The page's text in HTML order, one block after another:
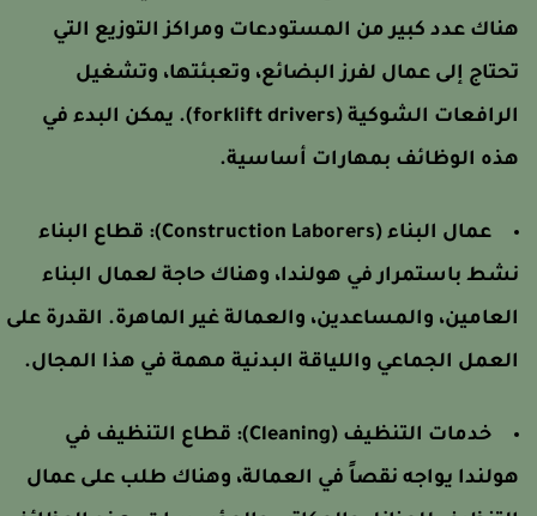
عدد كبير من المستودعات ومراكز التوزيع التي
إلى عمال لفرز البضائع، وتعبئتها، وتشغيل
الرافعات الشوكية (forklift drivers). يمكن البدء في
الوظائف بمهارات أساسية.
عمال البناء (Construction Laborers):
قطاع البناء
باستمرار في هولندا، وهناك حاجة لعمال البناء
والمساعدين، والعمالة غير الماهرة. القدرة على
الجماعي واللياقة البدنية مهمة في هذا المجال.
خدمات التنظيف (Cleaning):
قطاع التنظيف في
يواجه نقصاً في العمالة، وهناك طلب على عمال